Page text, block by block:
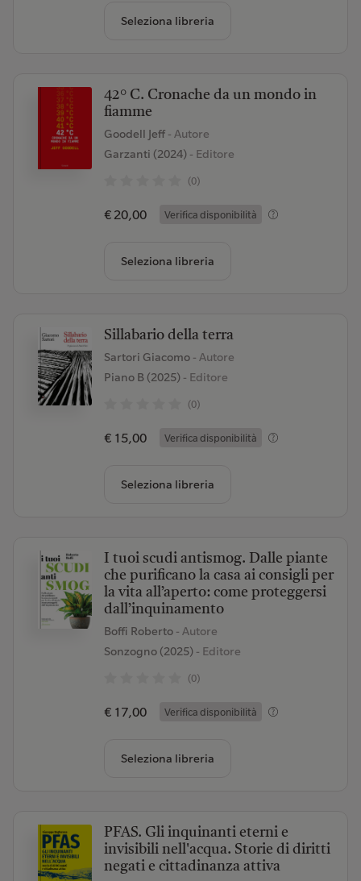
Seleziona libreria
42° C. Cronache da un mondo in
fiamme
Goodell Jeff - Autore
Garzanti (2024)- Editore
(0)
€ 20,00 Verifica disponibilità
Seleziona libreria
Sillabario della terra
Sartori Giacomo - Autore
Piano B (2025)- Editore
(0)
€ 15,00 Verifica disponibilità
Seleziona libreria
I tuoi scudi antismog. Dalle piante
che purificano la casa ai consigli per
la vita all’aperto: come proteggersi
dall’inquinamento
Boffi Roberto - Autore
Sonzogno (2025)- Editore
(0)
€ 17,00 Verifica disponibilità
Seleziona libreria
PFAS. Gli inquinanti eterni e
invisibili nell'acqua. Storie di diritti
negati e cittadinanza attiva